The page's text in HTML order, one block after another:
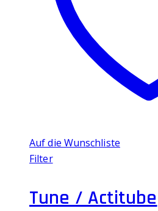
Auf die Wunschliste
Filter
Tune / Actitube